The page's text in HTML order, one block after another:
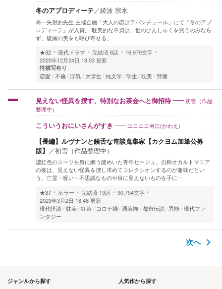
冬のアプロディーテ／綾波 宗水
㊗一矢射的先生 主催企画「大人の恋はアバンチュール」にて『冬のアプ
ロディーテ』が入賞。 耽美的な不貞は、世のひんしゅくを買うのみなら
ず、破滅の美をも呼び寄せる。
★32
現代ドラマ 完結済8話
16,979文字
2020年12月24日 18:03 更新
性描写有り
恋愛 不倫 浮気 大学生 純文学 学生 耽美 背徳
見えない怪異を捜す、特別なお茶会へと御招待
初雪（作品
整理中）
こういうおにいさんがすき エコエコ河江(かわえ)
【長編】ルヴナンと饒舌な奇談蒐集家【カクヨム加筆公募
版】 ／初雪（作品整理中）
濃紅色のスーツを身に纏う謎めいた青年セージュ。自称オカルトマニア
の彼は、見えない怪異を捜し求めてコレクシオンするのが趣味だとい
う。亡霊・呪い・不思議なものや目に見えないものを手に…
★37
ホラー 完結済 19話
90,754文字
2023年3月2日 18:48 更新
現代怪談
耽美 紅茶 コロナ禍 洒落怖 都市伝説 異能 現代ファ
ンタジー
次へ
人気作から探す
ジャンルから探す